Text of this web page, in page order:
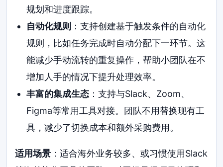
规划和进度跟踪。
自动化规则 ：支持创建基于触发条件的自动化
规则，比如任务完成时自动分配下一环节。这
能减少手动流转的重复操作，帮助小团队在不
增加人手的情况下提升处理效率。
丰富的集成生态：支持与Slack、Zoom、
Figma等常用工具对接。团队不用替换现有工
具，减少了切换成本和额外采购费用。
适用场景 ：适合海外业务较多、或习惯使用Slack